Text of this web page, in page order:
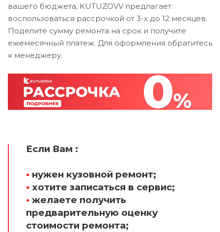
вашего бюджета, KUTUZOVV предлагает
воспользоваться рассрочкой от 3-х до 12 месяцев.
Поделите сумму ремонта на срок и получите
ежемесячный платеж. Для оформления обратитесь
к менеджеру.
Если Вам :
• нужен кузовной ремонт;
• хотите записаться в сервис;
• желаете получить
предварительную оценку
стоимости ремонта;